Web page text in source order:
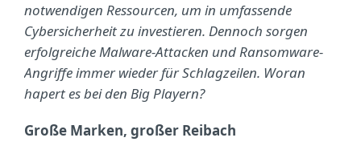
notwendigen Ressourcen, um in umfassende
Cybersicherheit zu investieren. Dennoch sorgen
erfolgreiche Malware-Attacken und Ransomware-
Angriffe immer wieder für Schlagzeilen. Woran
hapert es bei den Big Playern?
Große Marken, großer Reibach